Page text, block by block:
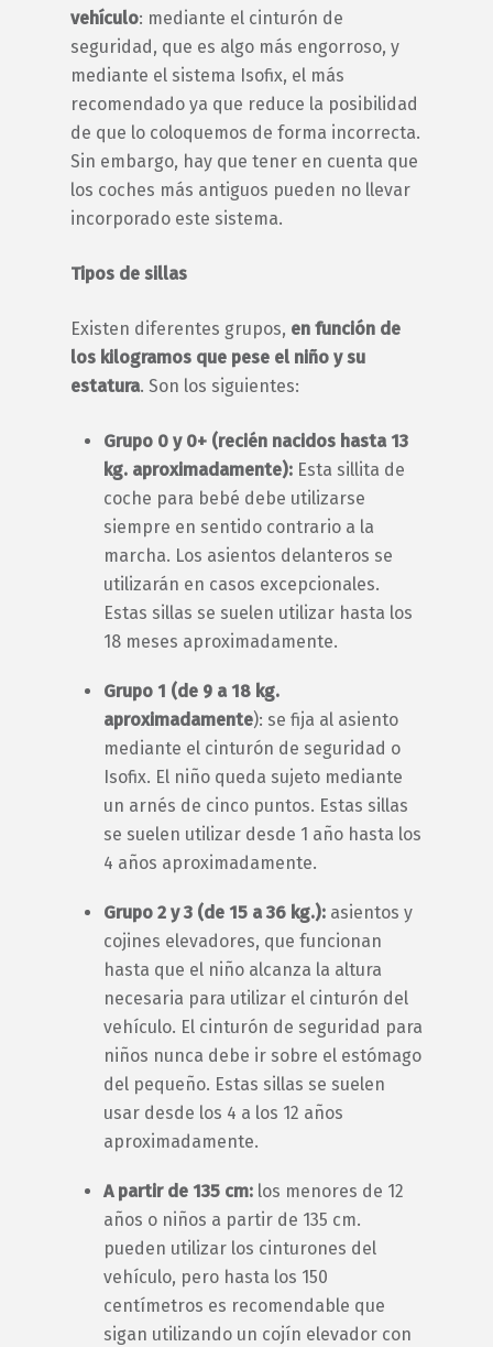
vehículo: mediante el cinturón de
seguridad, que es algo más engorroso, y
mediante el sistema Isofix, el más
recomendado ya que reduce la posibilidad
de que lo coloquemos de forma incorrecta.
Sin embargo, hay que tener en cuenta que
los coches más antiguos pueden no llevar
incorporado este sistema.
Tipos de sillas
Existen diferentes grupos, en función de
los kilogramos que pese el niño y su
estatura. Son los siguientes:
Grupo 0 y 0+ (recién nacidos hasta 13
kg. aproximadamente): Esta sillita de
coche para bebé debe utilizarse
siempre en sentido contrario a la
marcha. Los asientos delanteros se
utilizarán en casos excepcionales.
Estas sillas se suelen utilizar hasta los
18 meses aproximadamente.
Grupo 1 (de 9 a 18 kg.
aproximadamente): se fija al asiento
mediante el cinturón de seguridad o
Isofix. El niño queda sujeto mediante
un arnés de cinco puntos. Estas sillas
se suelen utilizar desde 1 año hasta los
4 años aproximadamente.
Grupo 2 y 3 (de 15 a 36 kg.): asientos y
cojines elevadores, que funcionan
hasta que el niño alcanza la altura
necesaria para utilizar el cinturón del
vehículo. El cinturón de seguridad para
niños nunca debe ir sobre el estómago
del pequeño. Estas sillas se suelen
usar desde los 4 a los 12 años
aproximadamente.
A partir de 135 cm: los menores de 12
años o niños a partir de 135 cm.
pueden utilizar los cinturones del
vehículo, pero hasta los 150
centímetros es recomendable que
sigan utilizando un cojín elevador con